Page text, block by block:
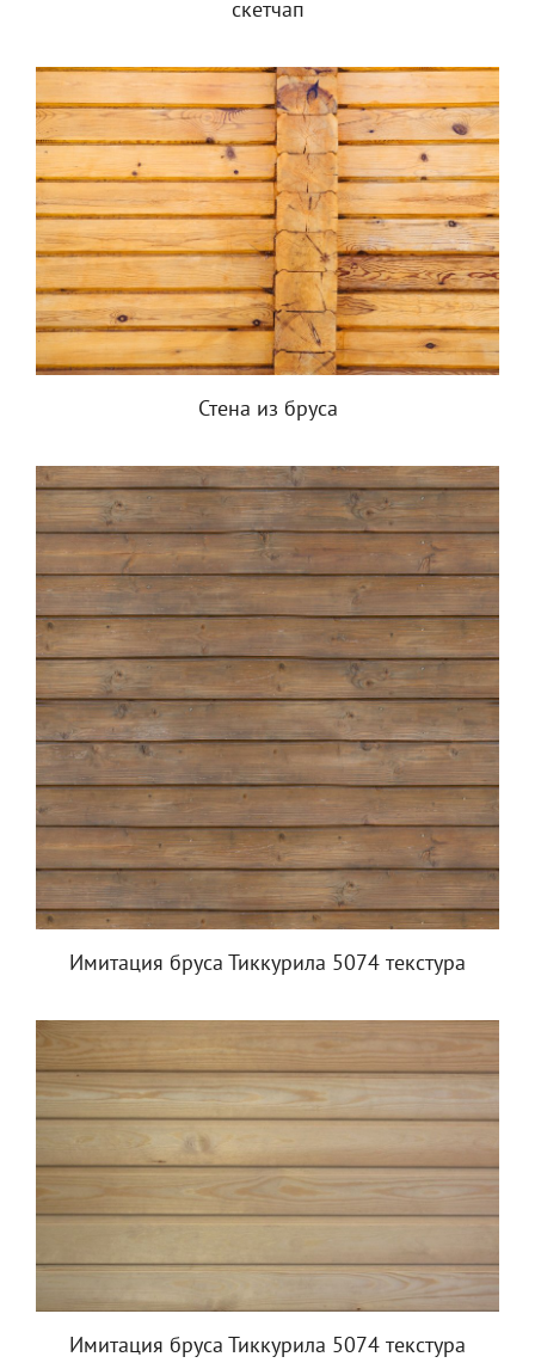
скетчап
Стена из бруса
Имитация бруса Тиккурила 5074 текстура
Имитация бруса Тиккурила 5074 текстура